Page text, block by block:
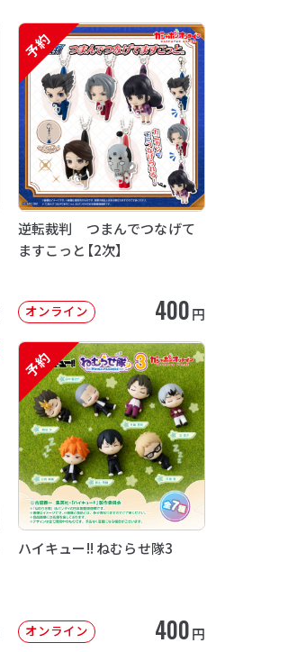
予約
逆転裁判 つまんでつなげて
ますこっと【2次】
オンライン 400円
予約
ハイキュー!! ねむらせ隊3
オンライン 400円